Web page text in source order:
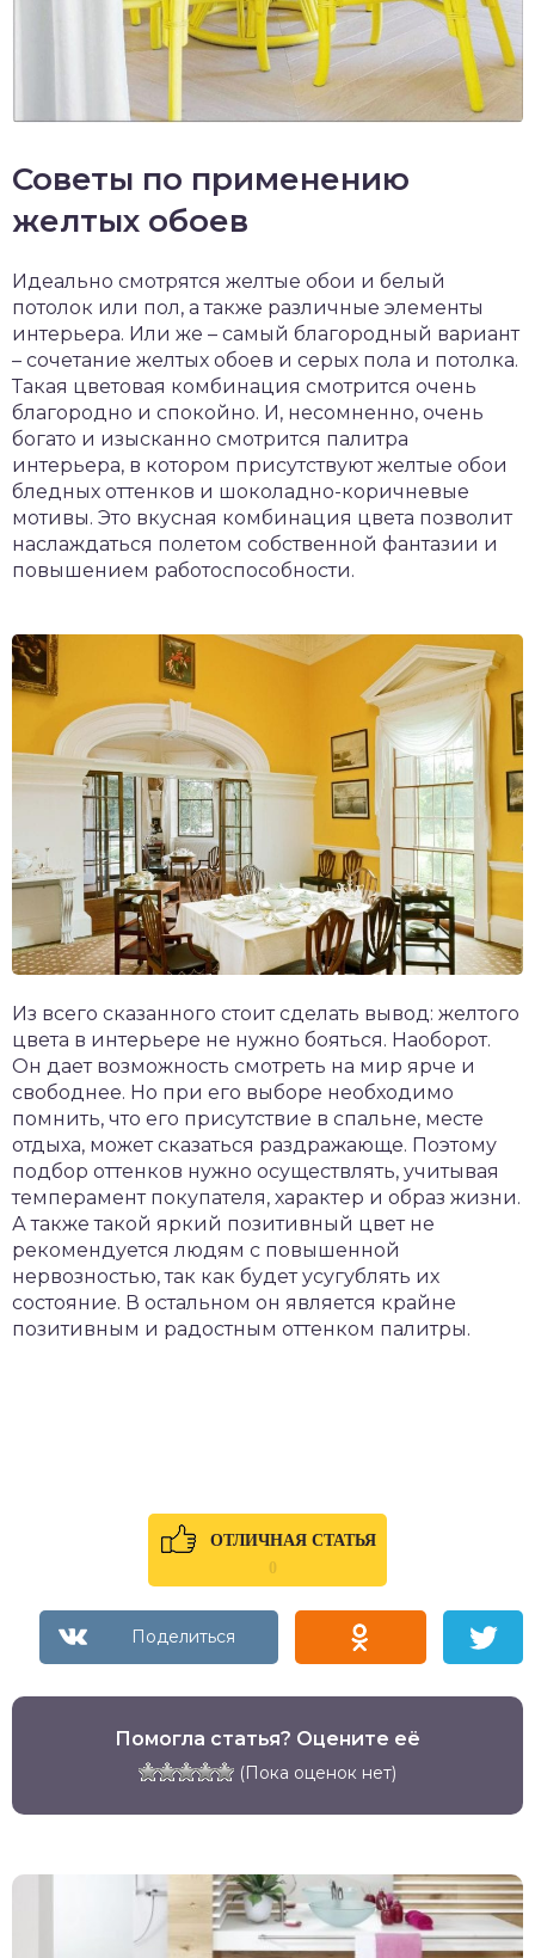
Советы по применению
желтых обоев
Идеально смотрятся желтые обои и белый
потолок или пол, а также различные элементы
интерьера. Или же – самый благородный вариант
– сочетание желтых обоев и серых пола и потолка.
Такая цветовая комбинация смотрится очень
благородно и спокойно. И, несомненно, очень
богато и изысканно смотрится палитра
интерьера, в котором присутствуют желтые обои
бледных оттенков и шоколадно-коричневые
мотивы. Это вкусная комбинация цвета позволит
наслаждаться полетом собственной фантазии и
повышением работоспособности.
Из всего сказанного стоит сделать вывод: желтого
цвета в интерьере не нужно бояться. Наоборот.
Он дает возможность смотреть на мир ярче и
свободнее. Но при его выборе необходимо
помнить, что его присутствие в спальне, месте
отдыха, может сказаться раздражающе. Поэтому
подбор оттенков нужно осуществлять, учитывая
темперамент покупателя, характер и образ жизни.
А также такой яркий позитивный цвет не
рекомендуется людям с повышенной
нервозностью, так как будет усугублять их
состояние. В остальном он является крайне
позитивным и радостным оттенком палитры.
ОТЛИЧНАЯ СТАТЬЯ
0
Помогла статья? Оцените её
(Пока оценок нет)